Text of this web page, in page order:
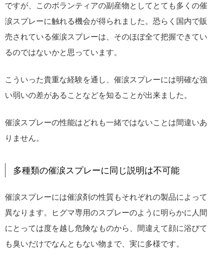
ですが、このボランティアの副産物としてとても多くの催
涙スプレーに触れる機会が得られました。恐らく国内で販
売されている催涙スプレーは、そのほぼ全て把握できてい
るのではないかと思っています。
こういった貴重な経験を通し、催涙スプレーには明確な強
い弱いの差があることなどを知ることが出来ました。
催涙スプレーの性能はどれも一緒ではないことは間違いあ
りません。
多種類の催涙スプレーに同じ説明は不可能
催涙スプレーには催涙剤の性質もそれぞれの製品によって
異なります。ヒグマ専用のスプレーのように明らかに人間
にとっては度を越し危険なものから、間違えて顔に浴びて
も臭いだけでなんともない物まで、実に多様です。